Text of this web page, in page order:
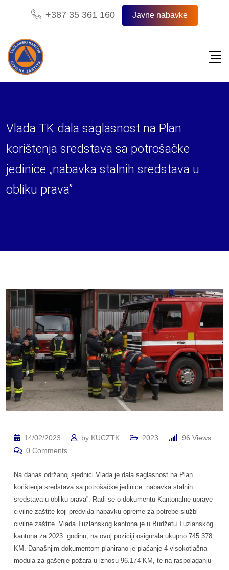
content
+387 35 361 160 Javne nabavke
Vlada TK dala saglasnost na Plan
korištenja sredstava sa potrošačke
jedinice „nabavka stalnih sredstava u
obliku prava”
14/02/2023 by KUCZTK 2023 96 Views
0 Comments
Na danas održanoj sjednici Vlada je dala saglasnost na Plan
korištenja sredstava sa potrošačke jedinice „nabavka stalnih
sredstava u obliku prava”. Radi se o dokumentu Kantonalne uprave
civilne zaštite koji predviđa nabavku opreme za potrebe službi
civilne zaštite. Vlada Tuzlanskog kantona je u Budžetu Tuzlanskog
kantona za 2023. godinu, na ovoj poziciji osigurala ukupno 745.378
KM. Današnjim dokumentom planirano je plaćanje 4 visokotlačna
modula za gašenje požara u iznosu 96.174 KM, te na raspolaganju